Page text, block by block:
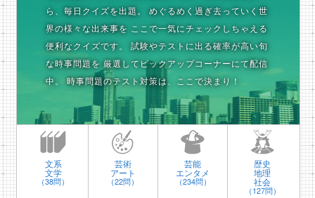
ら、毎日クイズを出題。
めぐるめく過ぎ去っていく世
界の様々な出来事を ここで一気にチェックしちゃえる
便利なクイズです。
試験やテストに出る確率が高い旬
な時事問題を 厳選してピックアップコーナーにて配信
中。
時事問題のテスト対策は、ここで決まり！
文系
文学
（38問）
芸術
アート
（22問）
芸能
エンタメ
（234問）
歴史
地理
社会
（127問）